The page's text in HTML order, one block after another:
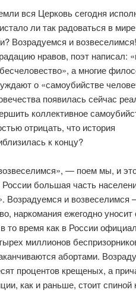
вся Церковь сегодня
ли так радоваться в мире
Возрадуемся и
нравов, поэт написал:
а многие
о «самоубийстве
появилась сейчас
коллективное
отрицать, что история
к концу?
— поем мы, и
России большая часть
Возрадуемся и возвеселимся
наркомания ежегодно
то время как в России
миллионов
абортами.
процентов крещеных, а
как и раньше, стоит спиной